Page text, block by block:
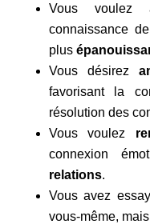
Vous voulez
connaissance
plus
Vous désirez
favorisant la
résolution des
Vous voulez
connexion
relations.
Vous avez
vous-même,